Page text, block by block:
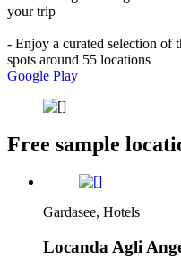
your trip
- Enjoy a curated selection of
spots around 55 locations
Google Play
Free sample
Gardasee, Hotels
Locanda Agli